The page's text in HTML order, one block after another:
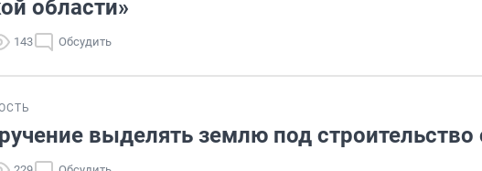
области»
143 Обсудить
выделять землю под